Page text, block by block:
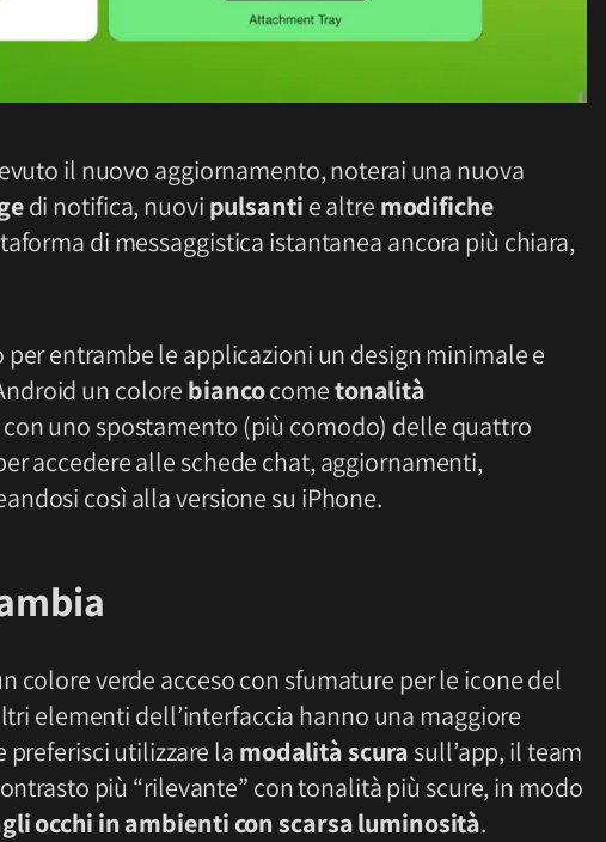
il nuovo aggiornamento, noterai una nuova
di notifica, nuovi pulsanti e altre modifiche
di messaggistica istantanea ancora più chiara,
per entrambe le applicazioni un design minimale e
un colore biancocometonalità
con uno spostamento (più comodo) delle quattro
accedere alle schede chat, aggiornamenti,
così alla versione su iPhone.
colore verde acceso con sfumature per le icone del
elementi dell’interfaccia hanno una maggiore
preferisci utilizzare la modalità scurasull’app, il team
più “rilevante” con tonalità più scure, in modo
occhi in ambienti con scarsa luminosità.